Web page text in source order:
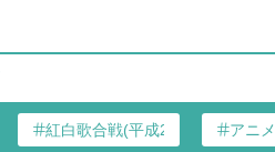
紅白歌合戦(平成24年第63回)アニメ